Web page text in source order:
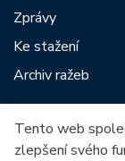
Zprávy
Ke stažení
Archiv ražeb
Mezi naše
Tento web
zlepšení svého